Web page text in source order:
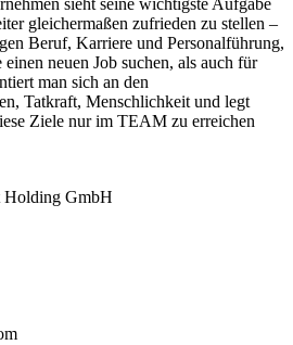
sieht seine wichtigste Aufgabe
gleichermaßen zufrieden zu stellen –
Beruf, Karriere und Personalführung,
neuen Job suchen, als auch für
man sich an den
Tatkraft, Menschlichkeit und legt
Ziele nur im TEAM zu erreichen
Holding GmbH